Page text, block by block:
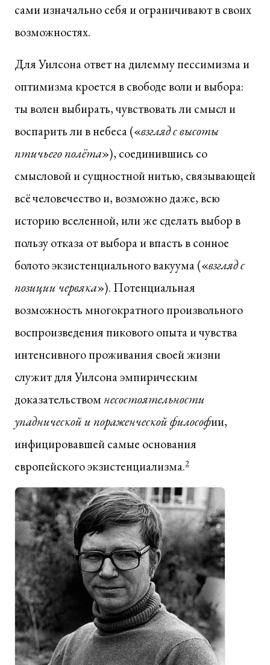
сами изначально себя и ограничивают в своих
возможностях.
Для Уилсона ответ на дилемму пессимизма и
оптимизма кроется в свободе воли и выбора:
ты волен выбирать, чувствовать ли смысл и
воспарить ли в небеса («взгляд с высоты
птичьего полёта»), соединившись со
смысловой и сущностной нитью, связывающей
всё человечество и, возможно даже, всю
историю вселенной, или же сделать выбор в
пользу отказа от выбора и впасть в сонное
болото экзистенциального вакуума («взгляд с
позиции червяка»). Потенциальная
возможность многократного произвольного
воспроизведения пикового опыта и чувства
интенсивного проживания своей жизни
служит для Уилсона эмпирическим
доказательством несостоятельности
упаднической и пораженческой философии,
инфицировавшей самые основания
европейского экзистенциализма.2